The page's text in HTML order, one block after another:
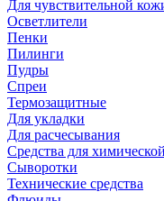
Для чувствительной
Осветлители
Пенки
Пилинги
Пудры
Спреи
Термозащитные
Для укладки
Для расчесывания
Средства для
Сыворотки
Технические средства